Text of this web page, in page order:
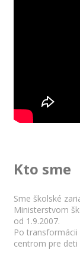
Kto sme
Sme školské
Ministerstvom
od 1.9.2007.
Po
centrom pre